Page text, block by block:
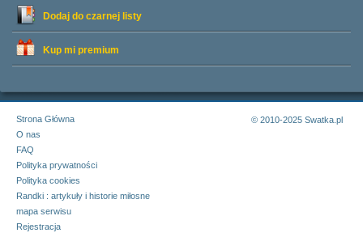
Dodaj do czarnej listy
Kup mi premium
Strona Główna
O nas
FAQ
Polityka prywatności
Polityka cookies
Randki : artykuły i historie miłosne
mapa serwisu
Rejestracja
© 2010-2025 Swatka.pl